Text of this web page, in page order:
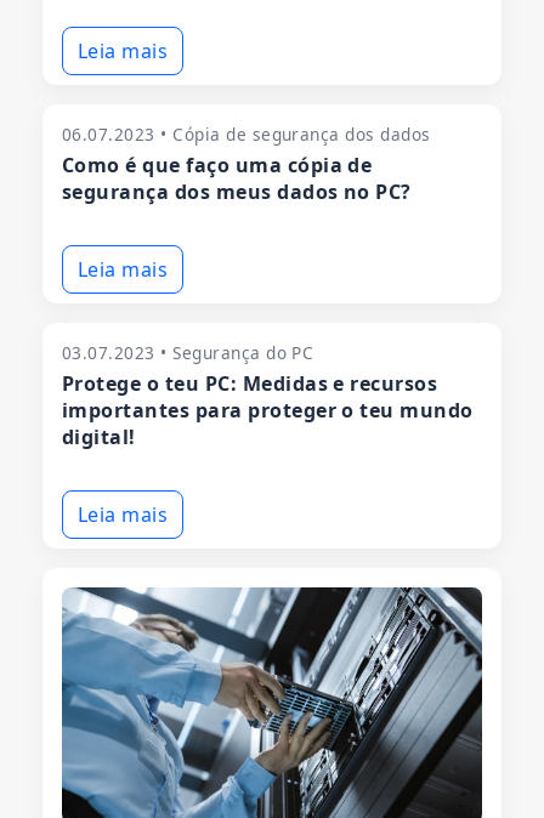
Leia mais
06.07.2023 • Cópia de segurança dos dados
Como é que faço uma cópia de
segurança dos meus dados no PC?
Leia mais
03.07.2023 • Segurança do PC
Protege o teu PC: Medidas e recursos
importantes para proteger o teu mundo
digital!
Leia mais